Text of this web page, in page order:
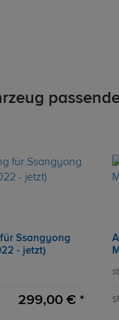
Ssangyong
- jetzt)
299,00 € *